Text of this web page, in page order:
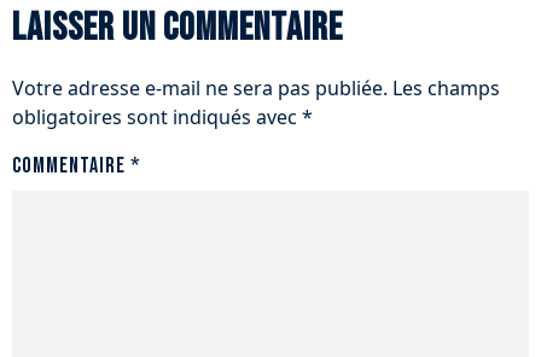
Laisser un commentaire
Votre adresse e-mail ne sera pas publiée. Les champs
obligatoires sont indiqués avec *
Commentaire *